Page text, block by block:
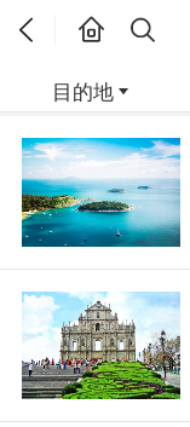
目的地